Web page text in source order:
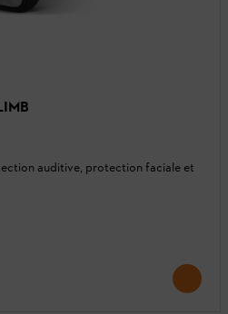
auditive, protection faciale et